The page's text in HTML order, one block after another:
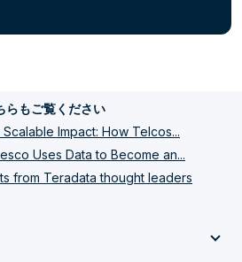
らもご覧ください
Impact: How Telcos...
Uses Data to Become an...
from Teradata thought leaders